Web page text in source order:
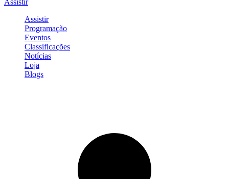
Assistir
Assistir
Programação
Eventos
Classificações
Notícias
Loja
Blogs